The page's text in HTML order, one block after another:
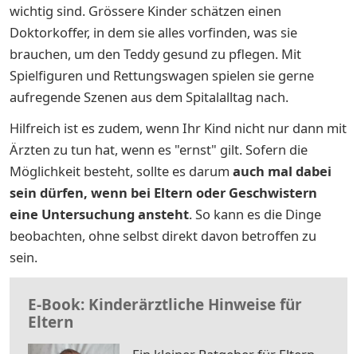
wichtig sind. Grössere Kinder schätzen einen
Doktorkoffer, in dem sie alles vorfinden, was sie
brauchen, um den Teddy gesund zu pflegen. Mit
Spielfiguren und Rettungswagen spielen sie gerne
aufregende Szenen aus dem Spitalalltag nach.
Hilfreich ist es zudem, wenn Ihr Kind nicht nur dann mit
Ärzten zu tun hat, wenn es "ernst" gilt. Sofern die
Möglichkeit besteht, sollte es darum auch mal dabei
sein dürfen, wenn bei Eltern oder Geschwistern
eine Untersuchung ansteht. So kann es die Dinge
beobachten, ohne selbst direkt davon betroffen zu
sein.
E-Book: Kinderärztliche Hinweise für
Eltern